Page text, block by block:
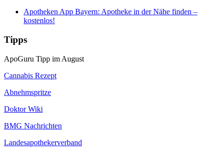
Apotheken App Bayern: Apotheke in der Nähe finden –
kostenlos!
Tipps
ApoGuru Tipp im August
Cannabis Rezept
Abnehmspritze
Doktor Wiki
BMG Nachrichten
Landesapothekerverband